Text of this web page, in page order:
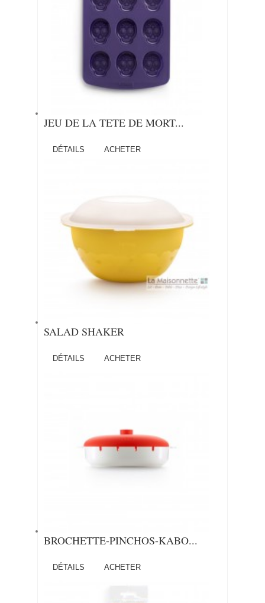
JEU DE LA TETE DE MORT...
DÉTAILS ACHETER
SALAD SHAKER
DÉTAILS ACHETER
BROCHETTE-PINCHOS-KABO...
DÉTAILS ACHETER